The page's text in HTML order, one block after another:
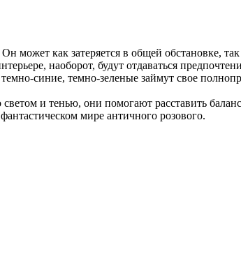
как затеряется в общей обстановке,
наоборот, будут отдаваться
синие, темно-зеленые займут свое
и тенью, они помогают расставить
мире античного розового.